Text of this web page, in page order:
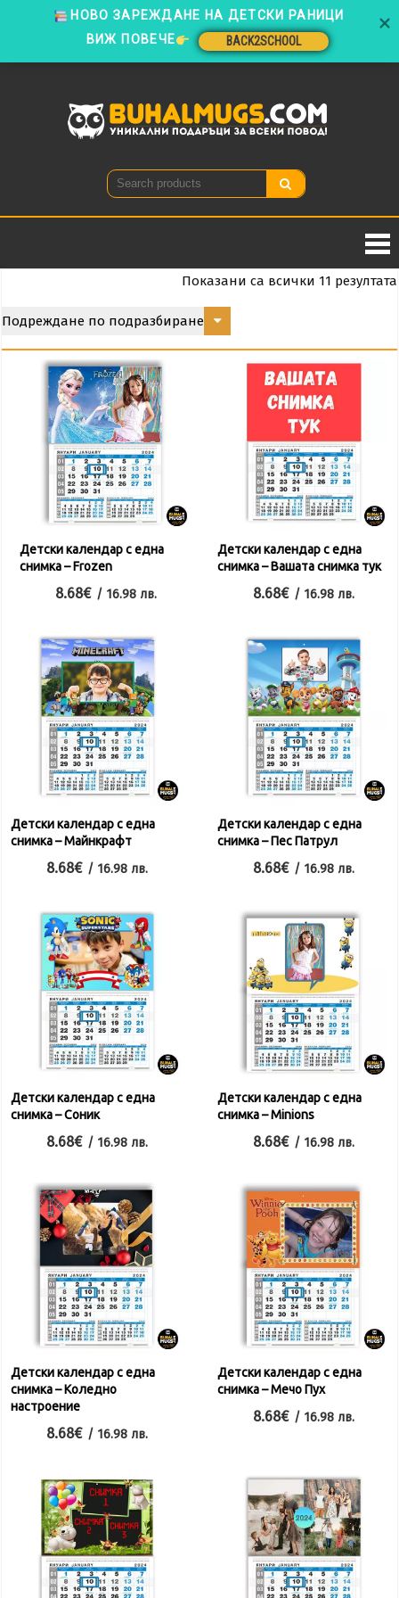
Показани са всички 11 резултата
Детски календар с една
снимка – Frozen
8.68€ / 16.98 лв.
Детски календар с една
снимка – Вашата снимка тук
8.68€ / 16.98 лв.
Детски календар с една
снимка – Майнкрафт
8.68€ / 16.98 лв.
Детски календар с една
снимка – Пес Патрул
8.68€ / 16.98 лв.
Детски календар с една
снимка – Соник
8.68€ / 16.98 лв.
Детски календар с една
снимка – Minions
8.68€ / 16.98 лв.
Детски календар с една
снимка – Коледно
настроение
8.68€ / 16.98 лв.
Детски календар с една
снимка – Мечо Пух
8.68€ / 16.98 лв.
BACK2SCHOOL
BACK2SCHOOL
ВИЖ ПОВЕЧЕ